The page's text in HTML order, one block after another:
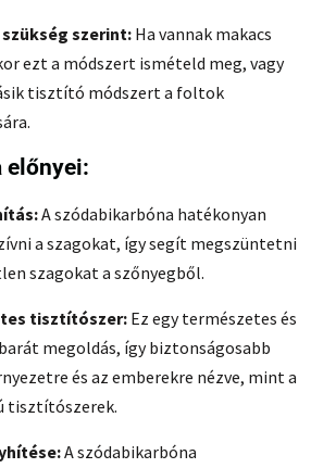
szerint: Ha vannak makacs
ezt a módszert ismételd meg, vagy
tisztító módszert a foltok
előnyei:
A szódabikarbóna hatékonyan
a szagokat, így segít megszüntetni
szagokat a szőnyegből.
tisztítószer: Ez egy természetes és
megoldás, így biztonságosabb
és az emberekre nézve, mint a
tisztítószerek.
A szódabikarbóna